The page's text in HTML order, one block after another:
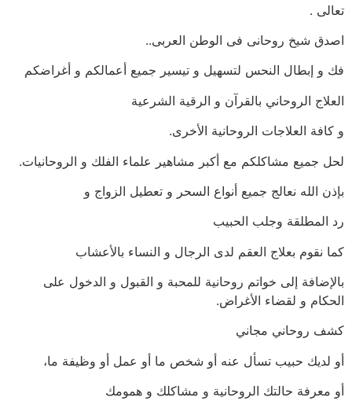
تعالى .
اصدق شيخ روحانى فى الوطن العربى..
فك و إبطال النحس لتسهيل و تيسير جميع أعمالكم و أغراضكم
العلاج الروحاني بالقرآن و الرقية الشرعية
و كافة العلاجات الروحانية الأخرى.
لحل جميع مشاكلكم مع أكبر مشاهير علماء الفلك و الروحانيات.
بإذن الله نعالج جميع أنواع السحر و تعطيل الزواج و
رد المطلقة وجلب الحبيب
كما نقوم بعلاج العقم لدى الرجال و النساء بالأعشاب
بالإضافة إلى خواتم روحانية للمحبة و القبول و الدخول على
الحكام و لقضاء الأغراض.
كشف روحاني مجاني
أو لديك حبيب تسأل عنه أو شخص ما أو عمل أو وظيفة ما،
أو معرفة حالتك الروحانية و مشاكلك و همومك